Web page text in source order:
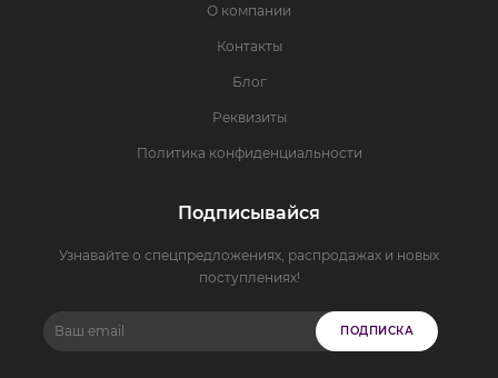
О компании
Контакты
Блог
Реквизиты
Политика конфиденциальности
Подписывайся
Узнавайте о спецпредложениях, распродажах и новых
поступлениях!
ПОДПИСКА